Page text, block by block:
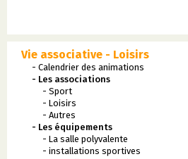
Vie associative - Loisirs
- Calendrier des animations
- Les associations
- Sport
- Loisirs
- Autres
- Les équipements
- La salle polyvalente
- installations sportives